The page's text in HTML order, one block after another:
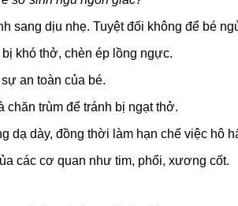
dịu nhẹ. Tuyệt đối không để bé
khó thở, chèn ép lồng ngực.
an toàn của bé.
chăn trùm để tránh bị ngạt thở.
dày, đồng thời làm hạn chế việc hô
các cơ quan như tim, phổi, xương cốt.